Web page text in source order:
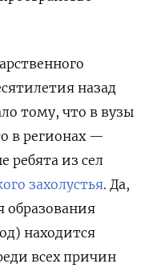
назад
тому, что в вузы
в регионах —
ребята из сел
захолустья. Да,
образования
находится
всех причин